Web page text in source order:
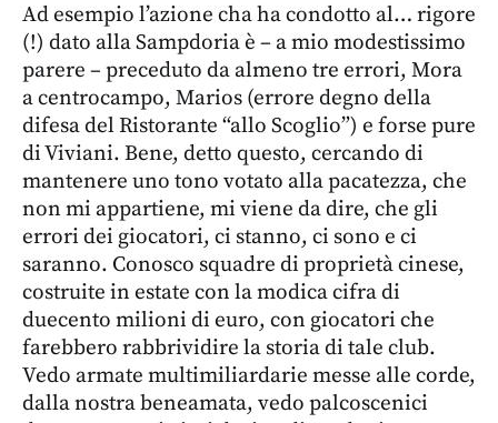
Ad esempio l’azione cha ha condotto al… rigore
(!) dato alla Sampdoria è – a mio modestissimo
parere – preceduto da almeno tre errori, Mora
a centrocampo, Marios (errore degno della
difesa del Ristorante “allo Scoglio”) e forse pure
di Viviani. Bene, detto questo, cercando di
mantenere uno tono votato alla pacatezza, che
non mi appartiene, mi viene da dire, che gli
errori dei giocatori, ci stanno, ci sono e ci
saranno. Conosco squadre di proprietà cinese,
costruite in estate con la modica cifra di
duecento milioni di euro, con giocatori che
farebbero rabbrividire la storia di tale club.
Vedo armate multimiliardarie messe alle corde,
dalla nostra beneamata, vedo palcoscenici